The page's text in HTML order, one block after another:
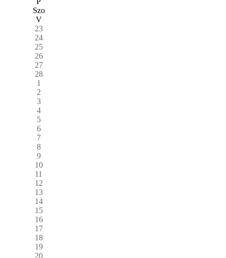
Szo
V
23
24
25
26
27
28
1
2
3
4
5
6
7
8
9
10
11
12
13
14
15
16
17
18
19
20